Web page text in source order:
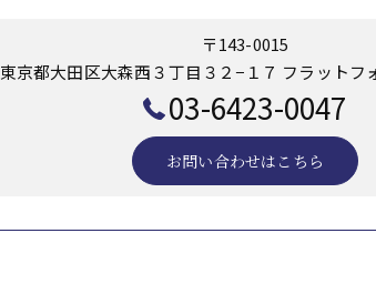
〒143-0015
東京都大田区大森西３丁目３２−１７ フラットフ
03-6423-0047
お問い合わせはこちら